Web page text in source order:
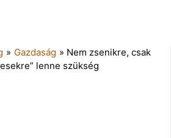
» Gazdaság » Nem zsenikre, csak
lenne szükség